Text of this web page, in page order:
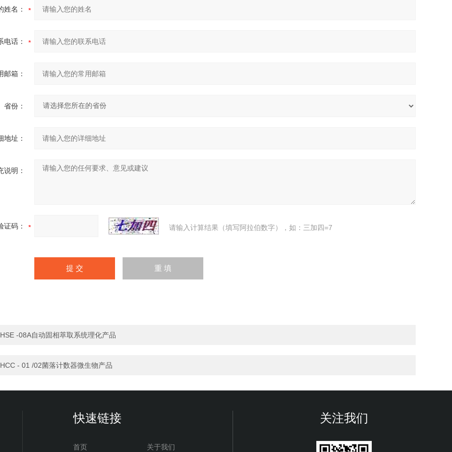
姓名：
电话：
邮箱：
省份：
地址：
说明：
证码： 请输入计算结果（填写阿拉伯数字），如：三加四=7
HSE -08A自动固相萃取系统理化产品
HCC - 01 /02菌落计数器微生物产品
快速链接
首页 关于我们
关注我们